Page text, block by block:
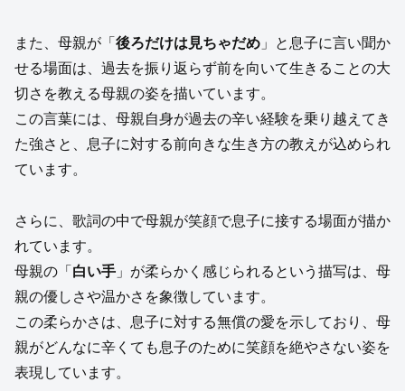
また、母親が「 後ろだけは見ちゃだめ 」と息子に言い聞か
せる場面は、過去を振り返らず前を向いて生きることの大
切さを教える母親の姿を描いています。
この言葉には、母親自身が過去の辛い経験を乗り越えてき
た強さと、息子に対する前向きな生き方の教えが込められ
ています。
さらに、歌詞の中で母親が笑顔で息子に接する場面が描か
れています。
母親の「 白い手 」が柔らかく感じられるという描写は、母
親の優しさや温かさを象徴しています。
この柔らかさは、息子に対する無償の愛を示しており、母
親がどんなに辛くても息子のために笑顔を絶やさない姿を
表現しています。